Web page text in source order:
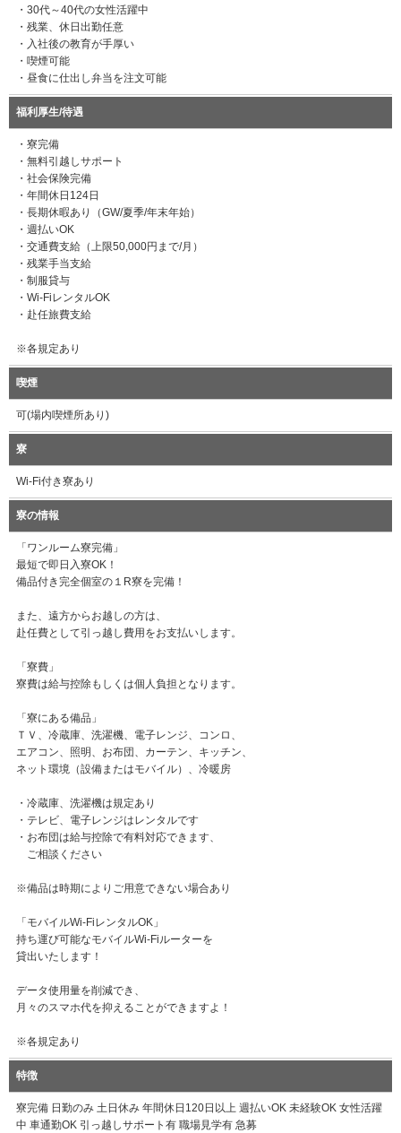
・30代～40代の女性活躍中
・残業、休日出勤任意
・入社後の教育が手厚い
・喫煙可能
・昼食に仕出し弁当を注文可能
福利厚生/待遇
・寮完備
・無料引越しサポート
・社会保険完備
・年間休日124日
・長期休暇あり（GW/夏季/年末年始）
・週払いOK
・交通費支給（上限50,000円まで/月）
・残業手当支給
・制服貸与
・Wi-FiレンタルOK
・赴任旅費支給
※各規定あり
喫煙
可(場内喫煙所あり)
寮
Wi-Fi付き寮あり
寮の情報
「ワンルーム寮完備」
最短で即日入寮OK！
備品付き完全個室の１R寮を完備！
また、遠方からお越しの方は、
赴任費として引っ越し費用をお支払いします。
「寮費」
寮費は給与控除もしくは個人負担となります。
「寮にある備品」
ＴＶ、冷蔵庫、洗濯機、電子レンジ、コンロ、
エアコン、照明、お布団、カーテン、キッチン、
ネット環境（設備またはモバイル）、冷暖房
・冷蔵庫、洗濯機は規定あり
・テレビ、電子レンジはレンタルです
・お布団は給与控除で有料対応できます、
ご相談ください
※備品は時期によりご用意できない場合あり
「モバイルWi-FiレンタルOK」
持ち運び可能なモバイルWi-Fiルーターを
貸出いたします！
データ使用量を削減でき、
月々のスマホ代を抑えることができますよ！
※各規定あり
特徴
寮完備 日勤のみ 土日休み 年間休日120日以上 週払いOK 未経験OK 女性活躍
中 車通勤OK 引っ越しサポート有 職場見学有 急募